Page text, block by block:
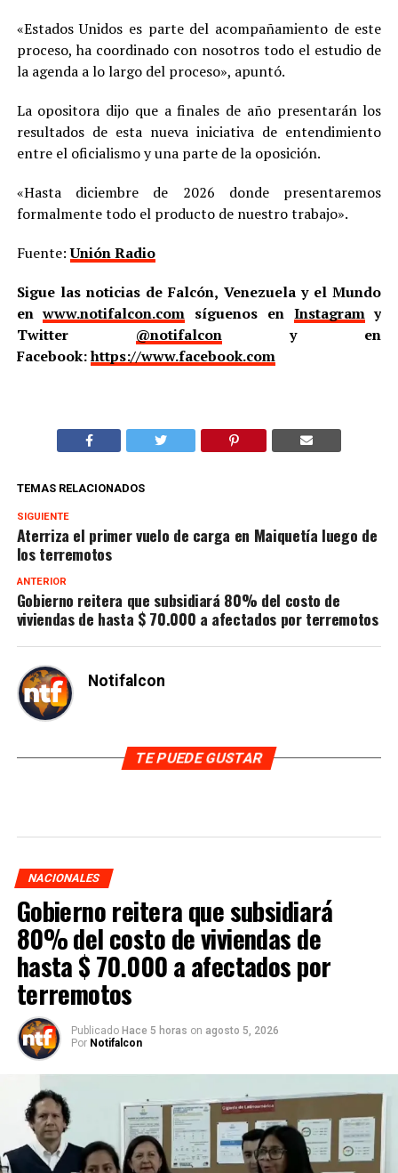
«Estados Unidos es parte del acompañamiento de este
proceso, ha coordinado con nosotros todo el estudio de
la agenda a lo largo del proceso», apuntó.
La opositora dijo que a finales de año presentarán los
resultados de esta nueva iniciativa de entendimiento
entre el oficialismo y una parte de la oposición.
«Hasta diciembre de 2026 donde presentaremos
formalmente todo el producto de nuestro trabajo».
Fuente:Unión Radio
Sigue las noticias de Falcón, Venezuela y el Mundo
enwww.notifalcon.com síguenos en Instagramy
Twitter @notifalcony en
Facebook:https://www.facebook.com
TEMAS RELACIONADOS
SIGUIENTE
Aterriza el primer vuelo de carga en Maiquetía luego de
los terremotos
ANTERIOR
Gobierno reitera que subsidiará 80% del costo de
viviendas de hasta $ 70.000 a afectados por terremotos
Notifalcon
TE PUEDE GUSTAR
NACIONALES
Gobierno reitera que subsidiará
80% del costo de viviendas de
hasta $ 70.000 a afectados por
terremotos
Publicado Hace 5 horas on agosto 5, 2026
Por Notifalcon